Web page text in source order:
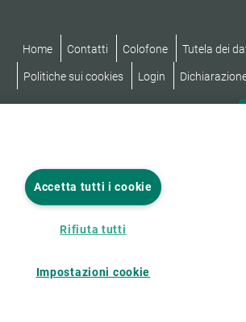
Home Contatti Colofone Tutela dei
Politiche sui cookies Login
Accetta tutti i cookie
Rifiuta tutti
Impostazioni cookie